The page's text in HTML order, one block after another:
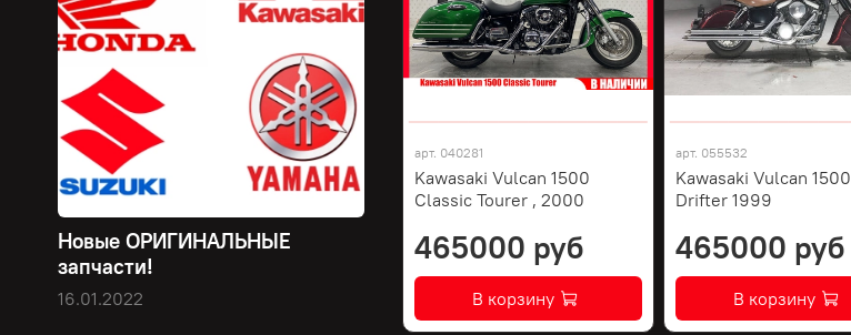
арт. 040281
Kawasaki Vulcan 1500
Classic Tourer , 2000
465000 руб
В корзину
арт. 055532
Kawasaki Vulcan 1500
Drifter 1999
465000 руб
В корзину
Новые ОРИГИНАЛЬНЫЕ
запчасти!
16.01.2022